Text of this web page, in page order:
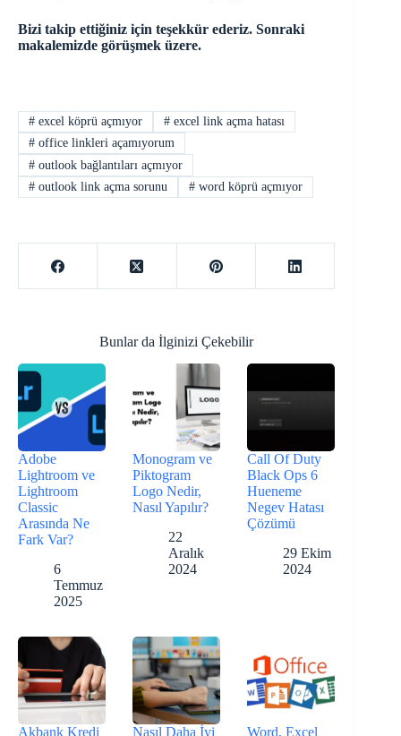
Bizi takip ettiğiniz için teşekkür ederiz. Sonraki
makalemizde görüşmek üzere.
#excel köprü açmıyor #excel link açma hatası
#office linkleri açamıyorum
#outlook bağlantıları açmıyor
#outlook link açma sorunu #word köprü açmıyor
Bunlar da İlginizi Çekebilir
Adobe
Lightroom ve
Lightroom
Classic
Arasında Ne
Fark Var?
6
Temmuz
2025
Monogram ve
Piktogram
Logo Nedir,
Nasıl Yapılır?
22
Aralık
2024
Call Of Duty
Black Ops 6
Hueneme
Negev Hatası
Çözümü
29 Ekim
2024
Akbank Kredi
Nasıl Daha İyi
Word, Excel